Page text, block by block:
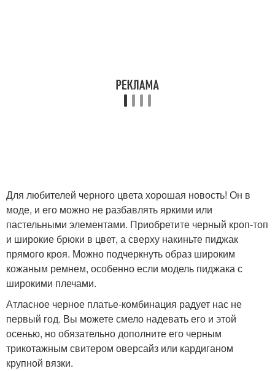
Для любителей черного цвета хорошая новость! Он в
моде, и его можно не разбавлять яркими или
пастельными элементами. Приобретите черный кроп-топ
и широкие брюки в цвет, а сверху накиньте пиджак
прямого кроя. Можно подчеркнуть образ широким
кожаным ремнем, особенно если модель пиджака с
широкими плечами.
Атласное черное платье-комбинация радует нас не
первый год. Вы можете смело надевать его и этой
осенью, но обязательно дополните его черным
трикотажным свитером оверсайз или кардиганом
крупной вязки.